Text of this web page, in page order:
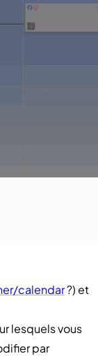
calendar?) et
lesquels vous
par